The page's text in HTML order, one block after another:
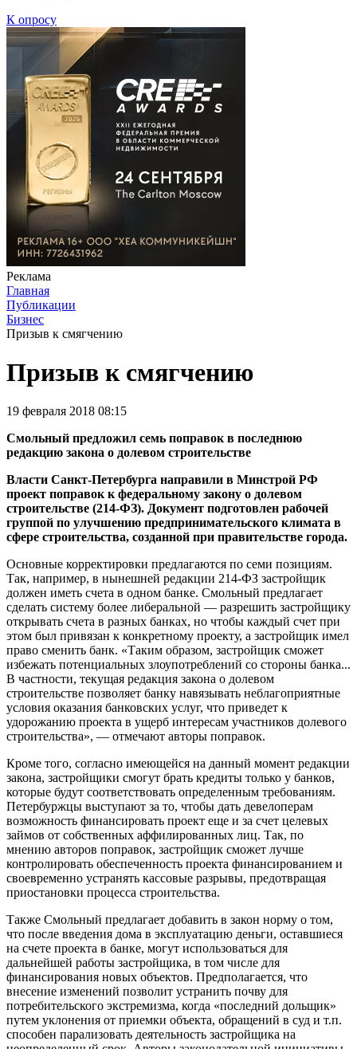
К опросу
Реклама
Главная
Публикации
Бизнес
Призыв к смягчению
Призыв к смягчению
19 февраля 2018 08:15
Смольный предложил семь поправок в последнюю
редакцию закона о долевом строительстве
Власти Санкт-Петербурга направили в Минстрой РФ
проект поправок к федеральному закону о долевом
строительстве (214-ФЗ). Документ подготовлен рабочей
группой по улучшению предпринимательского климата в
сфере строительства, созданной при правительстве города.
Основные корректировки предлагаются по семи позициям.
Так, например, в нынешней редакции 214-ФЗ застройщик
должен иметь счета в одном банке. Смольный предлагает
сделать систему более либеральной — разрешить застройщику
открывать счета в разных банках, но чтобы каждый счет при
этом был привязан к конкретному проекту, а застройщик имел
право сменить банк. «Таким образом, застройщик сможет
избежать потенциальных злоупотреблений со стороны банка...
В частности, текущая редакция закона о долевом
строительстве позволяет банку навязывать неблагоприятные
условия оказания банковских услуг, что приведет к
удорожанию проекта в ущерб интересам участников долевого
строительства», — отмечают авторы поправок.
Кроме того, согласно имеющейся на данный момент редакции
закона, застройщики смогут брать кредиты только у банков,
которые будут соответствовать определенным требованиям.
Петербуржцы выступают за то, чтобы дать девелоперам
возможность финансировать проект еще и за счет целевых
займов от собственных аффилированных лиц. Так, по
мнению авторов поправок, застройщик сможет лучше
контролировать обеспеченность проекта финансированием и
своевременно устранять кассовые разрывы, предотвращая
приостановки процесса строительства.
Также Смольный предлагает добавить в закон норму о том,
что после введения дома в эксплуатацию деньги, оставшиеся
на счете проекта в банке, могут использоваться для
дальнейшей работы застройщика, в том числе для
финансирования новых объектов. Предполагается, что
внесение изменений позволит устранить почву для
потребительского экстремизма, когда «последний дольщик»
путем уклонения от приемки объекта, обращений в суд и т.п.
способен парализовать деятельность застройщика на